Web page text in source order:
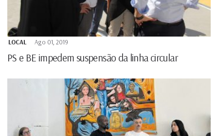
LOCAL Ago 01, 2019
PS e BE impedem suspensão da linha circular